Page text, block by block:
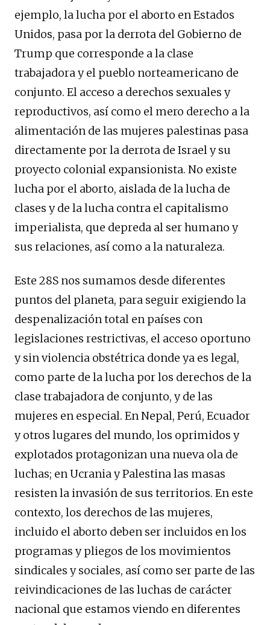
ejemplo, la lucha por el aborto en Estados
Unidos, pasa por la derrota del Gobierno de
Trump que corresponde a la clase
trabajadora y el pueblo norteamericano de
conjunto. El acceso a derechos sexuales y
reproductivos, así como el mero derecho a la
alimentación de las mujeres palestinas pasa
directamente por la derrota de Israel y su
proyecto colonial expansionista. No existe
lucha por el aborto, aislada de la lucha de
clases y de la lucha contra el capitalismo
imperialista, que depreda al ser humano y
sus relaciones, así como a la naturaleza.
Este 28S nos sumamos desde diferentes
puntos del planeta, para seguir exigiendo la
despenalización total en países con
legislaciones restrictivas, el acceso oportuno
y sin violencia obstétrica donde ya es legal,
como parte de la lucha por los derechos de la
clase trabajadora de conjunto, y de las
mujeres en especial. En Nepal, Perú, Ecuador
y otros lugares del mundo, los oprimidos y
explotados protagonizan una nueva ola de
luchas; en Ucrania y Palestina las masas
resisten la invasión de sus territorios. En este
contexto, los derechos de las mujeres,
incluido el aborto deben ser incluidos en los
programas y pliegos de los movimientos
sindicales y sociales, así como ser parte de las
reivindicaciones de las luchas de carácter
nacional que estamos viendo en diferentes